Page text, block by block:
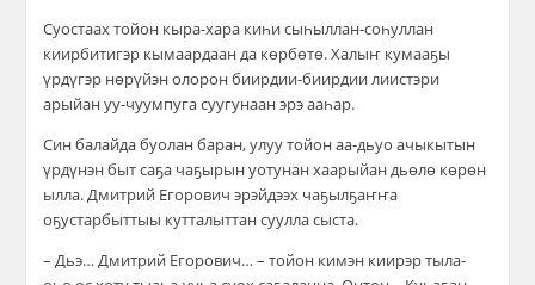
Суостаах тойон кыра-хара киһи сыһыллан-соһуллан
киирбитигэр кымаардаан да көрбөтө. Халыҥ кумааҕы
үрдүгэр нөрүйэн олорон биирдии-биирдии лиистэри
арыйан уу-чуумпуга суугунаан эрэ ааһар.
Син балайда буолан баран, улуу тойон аа-дьуо ачыкытын
үрдүнэн быт саҕа чаҕырын уотунан хаарыйан дьөлө көрөн
ылла. Дмитрий Егорович эрэйдээх чаҕылҕаҥҥа
оҕустарбыттыы кутталыттан суулла сыста.
– Дьэ… Дмитрий Егорович… – тойон кимэн киирэр тыла-